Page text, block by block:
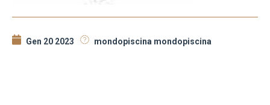
Gen 20 2023 mondopiscina mondopiscina